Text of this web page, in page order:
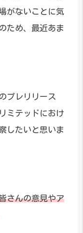
がないことに気
ため、最近あま
プレリリース
ミテッドにおけ
したいと思いま
さんの意見やア